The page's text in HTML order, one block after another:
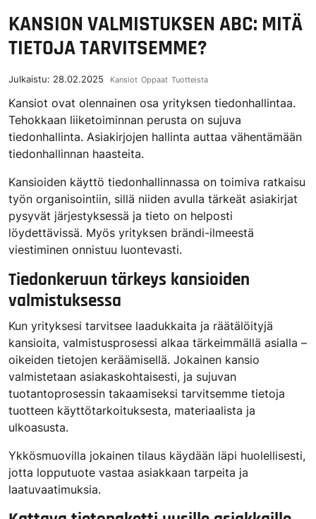
KANSION VALMISTUKSEN ABC: MITÄ
TIETOJA TARVITSEMME?
Julkaistu: 28.02.2025 Kansiot Oppaat Tuotteista
Kansiot ovat olennainen osa yrityksen tiedonhallintaa.
Tehokkaan liiketoiminnan perusta on sujuva
tiedonhallinta. Asiakirjojen hallinta auttaa vähentämään
tiedonhallinnan haasteita.
Kansioiden käyttö tiedonhallinnassa on toimiva ratkaisu
työn organisointiin, sillä niiden avulla tärkeät asiakirjat
pysyvät järjestyksessä ja tieto on helposti
löydettävissä. Myös yrityksen brändi-ilmeestä
viestiminen onnistuu luontevasti.
Tiedonkeruun tärkeys kansioiden
valmistuksessa
Kun yrityksesi tarvitsee laadukkaita ja räätälöityjä
kansioita, valmistusprosessi alkaa tärkeimmällä asialla –
oikeiden tietojen keräämisellä. Jokainen kansio
valmistetaan asiakaskohtaisesti, ja sujuvan
tuotantoprosessin takaamiseksi tarvitsemme tietoja
tuotteen käyttötarkoituksesta, materiaalista ja
ulkoasusta.
Ykkösmuovilla jokainen tilaus käydään läpi huolellisesti,
jotta lopputuote vastaa asiakkaan tarpeita ja
laatuvaatimuksia.